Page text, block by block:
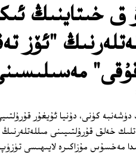
ق خىتاينىڭ
"ئۆز
دۈشەنبە كۈنى، دۇنيا ئۇيغۇر
خەلق قۇرۇلتىيىنى
مەخسۇس مۇزاكىرە لايىھىسى